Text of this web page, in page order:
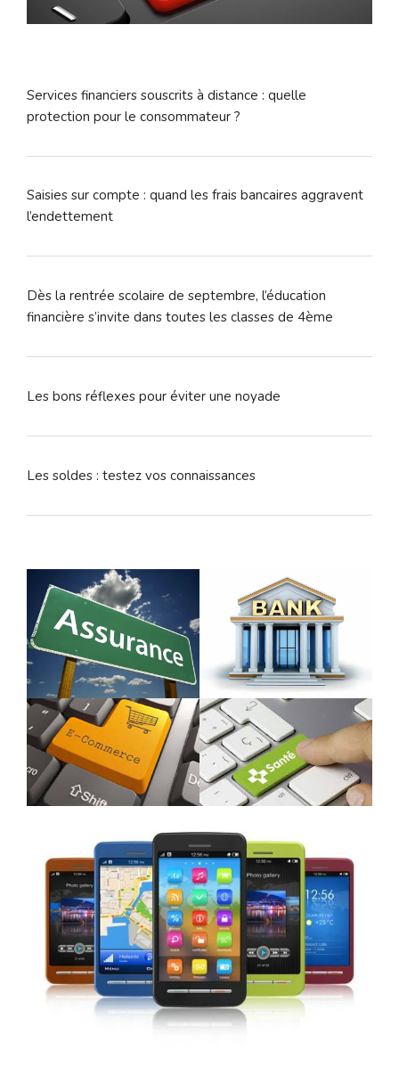
Services financiers souscrits à distance : quelle
protection pour le consommateur ?
Saisies sur compte : quand les frais bancaires aggravent
l’endettement
Dès la rentrée scolaire de septembre, l’éducation
financière s’invite dans toutes les classes de 4ème
Les bons réflexes pour éviter une noyade
Les soldes : testez vos connaissances